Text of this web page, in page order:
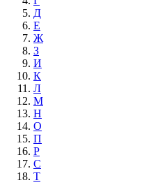
Д
Е
Ж
З
И
К
Л
М
Н
О
П
Р
С
Т